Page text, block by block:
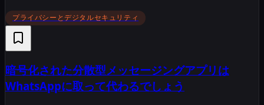
プライバシーとデジタルセキュリティ
暗号化された分散型メッセージングアプリは
WhatsAppに取って代わるでしょう